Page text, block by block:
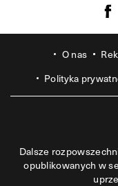
O nas
Polityka
Dalsze
opublikowanych w